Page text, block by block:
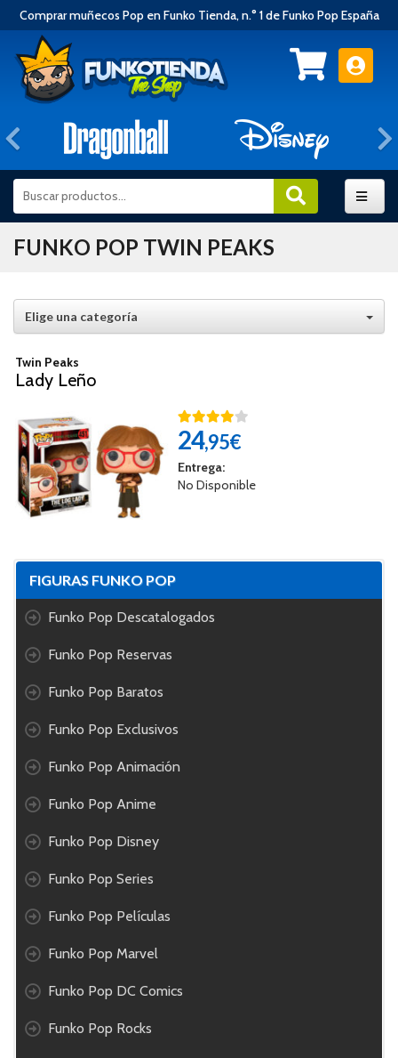
Comprar muñecos Pop en Funko Tienda, n.° 1 de Funko Pop España
Anterior
FUNKO POP TWIN PEAKS
Elige una categoría
Twin Peaks
Lady Leño
24,95€
Entrega:
No Disponible
FIGURAS FUNKO POP
Funko Pop Descatalogados
Funko Pop Reservas
Funko Pop Baratos
Funko Pop Exclusivos
Funko Pop Animación
Funko Pop Anime
Funko Pop Disney
Funko Pop Series
Funko Pop Películas
Funko Pop Marvel
Funko Pop DC Comics
Funko Pop Rocks